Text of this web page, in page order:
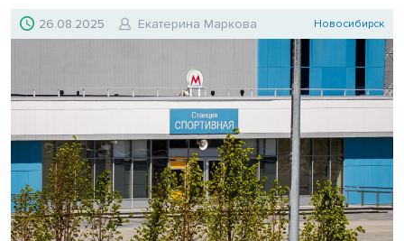
26.08.2025 Екатерина Маркова Новосибирск